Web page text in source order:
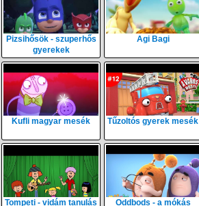
Pizsihősök - szuperhős
gyerekek
Agi Bagi
Kufli magyar mesék Tűzoltós gyerek mesék
Tompeti - vidám tanulás Oddbods - a mókás